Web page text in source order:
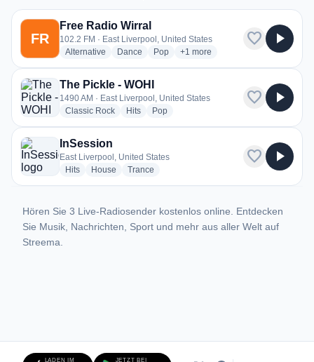
3 Radiosender aus East Liverpool
FR
Free Radio Wirral
102.2 FM · East Liverpool, United States
Alternative radio stations
Dance radio stations
Popradio stations
+1 more genres for Free Radio
more
favorite play_arrow
The Pickle - WOHI
1490 AM · East Liverpool, United States
Classic Rockradio stations
Hitsradio stations
Popradio stations
favorite play_arrow
InSession
East Liverpool, United States
Hitsradio stations
House radio stations
Trance
favorite play_arrow
Hören Sie 3 Live-Radiosender kostenlos online. Entdecken
Sie Musik, Nachrichten, Sport und mehr aus aller Welt auf
Streema.
LADEN IM JETZT BEI